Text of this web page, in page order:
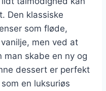
Den klassiske
som fløde,
men ved at
man skabe en ny og
dessert er perfekt
en luksuriøs